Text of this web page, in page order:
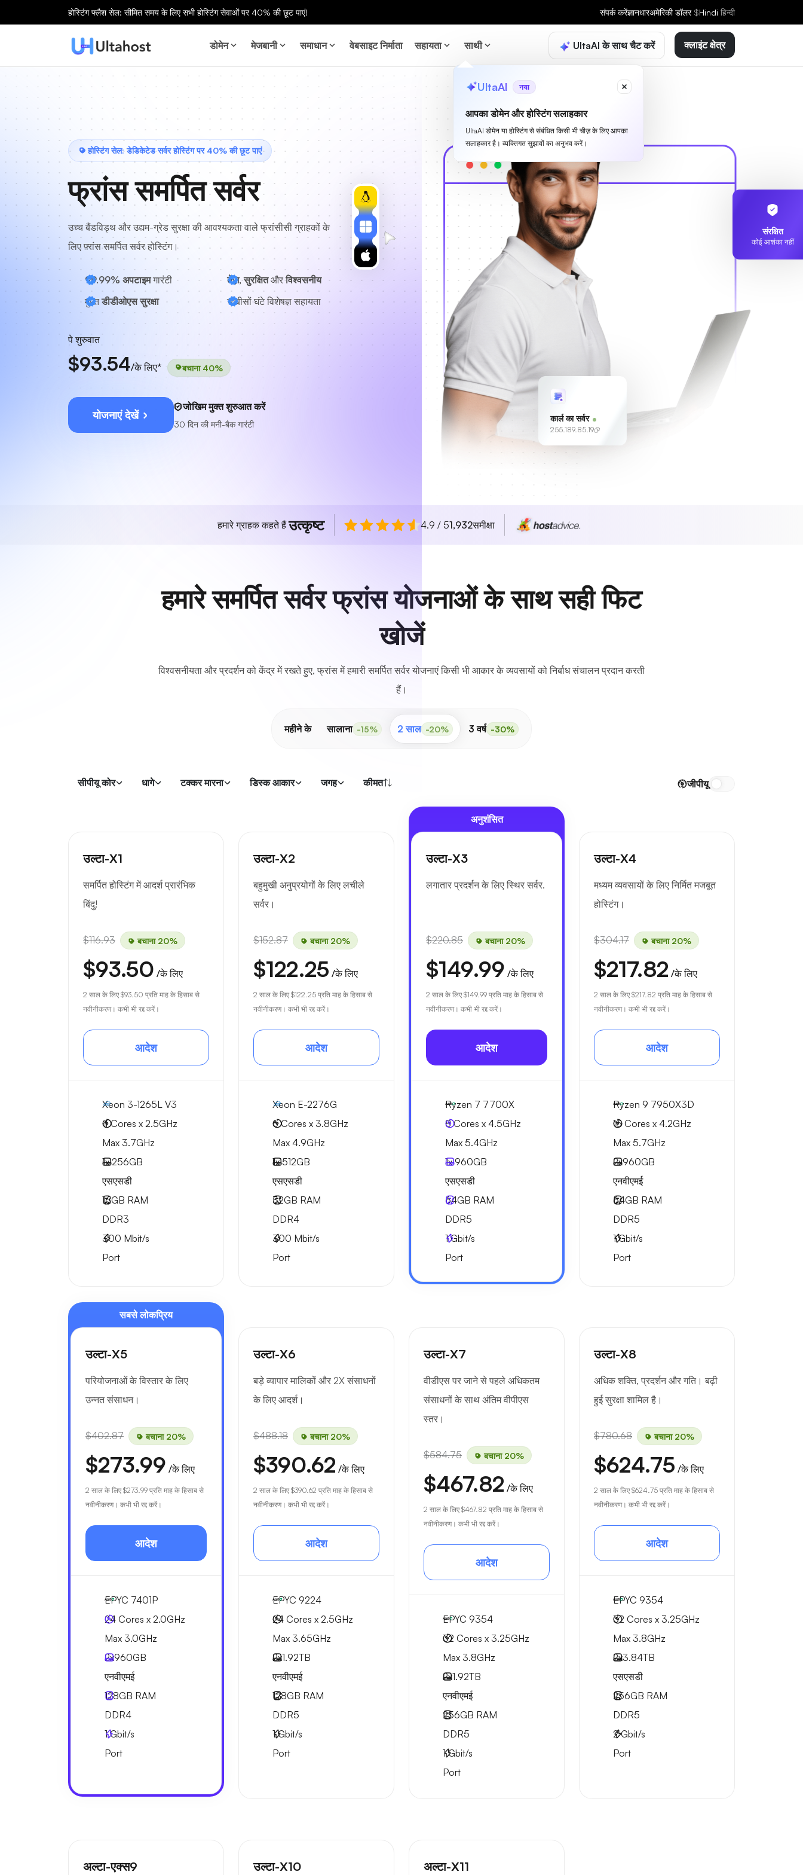
होस्टिंग फ्लैश सेल: सीमित समय के लिए सभी होस्टिंग सेवाओं पर 40% की छूट पाएं! संपर्क करेंज्ञानधारअमेरिकी डॉलर $Hindi हिन्दी
डोमेन मेजबानी समाधान वेबसाइट निर्माता सहायता साथी UltaAI के साथ चैट करें
UltaAI नया
आपका डोमेन और होस्टिंग सलाहकार
UltaAI डोमेन या होस्टिंग से संबंधित किसी भी चीज़ के लिए आपका
सलाहकार है। व्यक्तिगत सुझावों का अनुभव करें।
क्लाइंट क्षेत्र
होस्टिंग सेल: डेडिकेटेड सर्वर होस्टिंग पर 40% की छूट पाएं
फ्रांस समर्पित सर्वर
उच्च बैंडविड्थ और उद्यम-ग्रेड सुरक्षा की आवश्यकता वाले फ्रांसीसी ग्राहकों के
लिए फ़्रांस समर्पित सर्वर होस्टिंग।
99.99% अपटाइमगारंटी तेज़, सुरक्षितऔरविश्वसनीय
मुफ़्तडीडीओएस सुरक्षा चौबीसों घंटेविशेषज्ञ सहायता
पे शुरुवात
$93.54/के लिए* बचाना 40%
योजनाएं देखें
जोखिम मुक्त शुरुआत करें
30 दिन की मनी-बैक गारंटी
संरक्षित
कोई आशंका नहीं
कार्ल का सर्वर
255.189.85.19
हमारे ग्राहक कहते हैंउत्कृष्ट 4.9 / 51,932समीक्षा
हमारे समर्पित सर्वर फ्रांस योजनाओं के साथ सही फिट
खोजें
विश्वसनीयता और प्रदर्शन को केंद्र में रखते हुए, फ्रांस में हमारी समर्पित सर्वर योजनाएं किसी भी आकार के व्यवसायों को निर्बाध संचालन प्रदान करती
हैं।
महीने के सालाना -15% 2 साल -20% 3 वर्ष -30%
सीपीयू कोर धागे टक्कर मारना डिस्क आकार जगह कीमत जीपीयू
उल्टा-X1
समर्पित होस्टिंग में आदर्श प्रारंभिक
बिंदु!
$116.93 बचाना 20%
$93.50 /के लिए
2 साल के लिए $93.50 प्रति माह के हिसाब से
नवीनीकरण। कभी भी रद्द करें।
आदेश
Xeon 3-1265L V3
4 Cores x 2.5GHz
Max 3.7GHz
1x256GB
एसएसडी
16GB RAM
DDR3
300 Mbit/s
Port
उल्टा-X2
बहुमुखी अनुप्रयोगों के लिए लचीले
सर्वर।
$152.87 बचाना 20%
$122.25 /के लिए
2 साल के लिए $122.25 प्रति माह के हिसाब से
नवीनीकरण। कभी भी रद्द करें।
आदेश
Xeon E-2276G
6 Cores x 3.8GHz
Max 4.9GHz
1x512GB
एसएसडी
32GB RAM
DDR4
300 Mbit/s
Port
अनुशंसित
उल्टा-X3
लगातार प्रदर्शन के लिए स्थिर सर्वर.
$220.85 बचाना 20%
$149.99 /के लिए
2 साल के लिए $149.99 प्रति माह के हिसाब से
नवीनीकरण। कभी भी रद्द करें।
आदेश
Ryzen 7 7700X
8 Cores x 4.5GHz
Max 5.4GHz
1x960GB
एसएसडी
64GB RAM
DDR5
1Gbit/s
Port
उल्टा-X4
मध्यम व्यवसायों के लिए निर्मित मजबूत
होस्टिंग।
$304.17 बचाना 20%
$217.82 /के लिए
2 साल के लिए $217.82 प्रति माह के हिसाब से
नवीनीकरण। कभी भी रद्द करें।
आदेश
Ryzen 9 7950X3D
16 Cores x 4.2GHz
Max 5.7GHz
2x960GB
एनवीएमई
64GB RAM
DDR5
1Gbit/s
Port
सबसे लोकप्रिय
उल्टा-X5
परियोजनाओं के विस्तार के लिए
उन्नत संसाधन।
$402.87 बचाना 20%
$273.99 /के लिए
2 साल के लिए $273.99 प्रति माह के हिसाब से
नवीनीकरण। कभी भी रद्द करें।
आदेश
EPYC 7401P
24 Cores x 2.0GHz
Max 3.0GHz
2x960GB
एनवीएमई
128GB RAM
DDR4
1Gbit/s
Port
उल्टा-X6
बड़े व्यापार मालिकों और 2X संसाधनों
के लिए आदर्श।
$488.18 बचाना 20%
$390.62 /के लिए
2 साल के लिए $390.62 प्रति माह के हिसाब से
नवीनीकरण। कभी भी रद्द करें।
आदेश
EPYC 9224
24 Cores x 2.5GHz
Max 3.65GHz
2x1.92TB
एनवीएमई
128GB RAM
DDR5
1Gbit/s
Port
उल्टा-X7
वीडीएस पर जाने से पहले अधिकतम
संसाधनों के साथ अंतिम वीपीएस
स्तर।
$584.75 बचाना 20%
$467.82 /के लिए
2 साल के लिए $467.82 प्रति माह के हिसाब से
नवीनीकरण। कभी भी रद्द करें।
आदेश
EPYC 9354
32 Cores x 3.25GHz
Max 3.8GHz
2x1.92TB
एनवीएमई
256GB RAM
DDR5
1Gbit/s
Port
उल्टा-X8
अधिक शक्ति, प्रदर्शन और गति। बढ़ी
हुई सुरक्षा शामिल है।
$780.68 बचाना 20%
$624.75 /के लिए
2 साल के लिए $624.75 प्रति माह के हिसाब से
नवीनीकरण। कभी भी रद्द करें।
आदेश
EPYC 9354
32 Cores x 3.25GHz
Max 3.8GHz
2x3.84TB
एसएसडी
256GB RAM
DDR5
2Gbit/s
Port
अल्टा-एक्स9 उल्टा-X10 अल्टा-X11